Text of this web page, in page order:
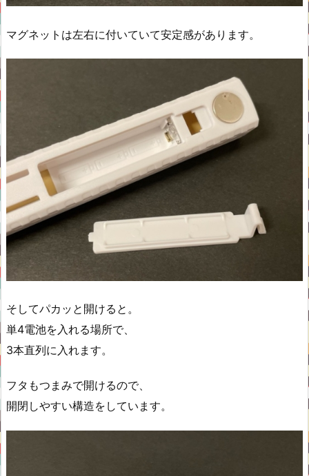
マグネットは左右に付いていて安定感があります。
そしてパカッと開けると。
単4電池を入れる場所で、
3本直列に入れます。
フタもつまみで開けるので、
開閉しやすい構造をしています。